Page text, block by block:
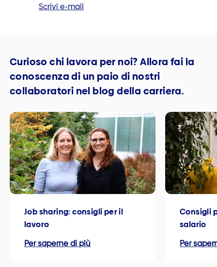
Scrivi e-mail
Curioso chi lavora per noi? Allora fai la
conoscenza di un paio di nostri
collaboratori nel blog della carriera.
Job sharing: consigli per il
lavoro
Per saperne di più
Consigli
salario
Per